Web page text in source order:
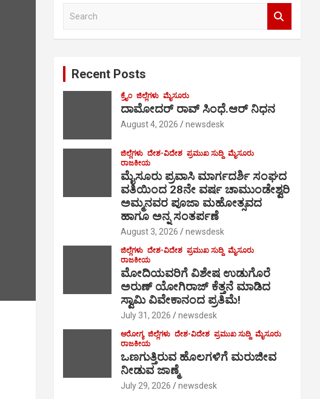
Recent Posts
ಕ್ರೈಂ ಜಿಲ್ಲೆಗಳು ಮೈಸೂರು
ದಾಮೋದರ್ ರಾವ್ ಸಿಂಧೆ.ಆರ್ ನಿಧನ
August 4, 2026 newsdesk
ಜಿಲ್ಲೆಗಳು ದೇಶ-ವಿದೇಶ ಪ್ರಮುಖ ಸುದ್ದಿ ಮೈಸೂರು
ರಾಜಕೀಯ
ಮೈಸೂರು ಪ್ರವಾಸಿ ಮಾರ್ಗದರ್ಶಿ ಸಂಘದ
ವತಿಯಿಂದ 28ನೇ ವರ್ಷ ಚಾಮುಂಡೇಶ್ವರಿ
ಅಮ್ಮನವರ ಪೂಜಾ ಮಹೋತ್ಸವದ
ಹಾಗೂ ಅನ್ನ ಸಂತರ್ಪಣೆ
August 3, 2026 newsdesk
ಜಿಲ್ಲೆಗಳು ದೇಶ-ವಿದೇಶ ಪ್ರಮುಖ ಸುದ್ದಿ ಮೈಸೂರು
ರಾಜಕೀಯ
ಮೋದಿಯವರಿಗೆ ವಿಶೇಷ ಉಡುಗೊರೆ
ಅರುಣ್ ಯೋಗಿರಾಜ್ ಕೆತ್ತನೆ ಮಾಡಿದ
ಸ್ವಾಮಿ ವಿವೇಕಾನಂದ ಪ್ರತಿಮೆ!
July 31, 2026 newsdesk
ಆರೋಗ್ಯ ಜಿಲ್ಲೆಗಳು ದೇಶ-ವಿದೇಶ ಪ್ರಮುಖ ಸುದ್ದಿ ಮೈಸೂರು
ರಾಜಕೀಯ
ಒಣಗುತ್ತಿರುವ ಹೊಲಗಳಿಗೆ ಮರುಜೀವ
ನೀಡುವ ಜಾಣ್ಮೆ
July 29, 2026 newsdesk